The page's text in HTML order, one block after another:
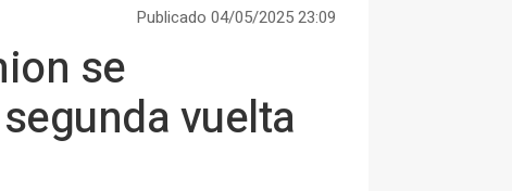
Publicado 04/05/2025 23:09
se
vuelta